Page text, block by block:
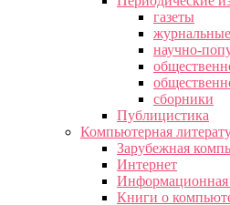
газеты
научно-
сборники
Публицистика
Компьютерная
Зарубежная
Интернет
Информационная
Книги о